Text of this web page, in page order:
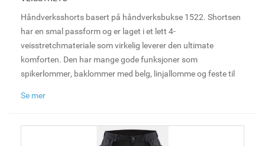
Håndverksshorts basert på håndverksbukse 1522. Shortsen
har en smal passform og er laget i et lett 4-
veisstretchmateriale som virkelig leverer den ultimate
komforten. Den har mange gode funksjoner som
spikerlommer, baklommer med belg, linjallomme og feste til
håndverkere på varme dager.
Se mer